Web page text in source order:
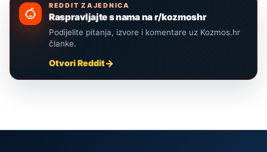
REDDIT ZAJEDNICA
Raspravljajte s nama na r/kozmoshr
Podijelite pitanja, izvore i komentare uz Kozmos.hr
članke.
Otvori Reddit